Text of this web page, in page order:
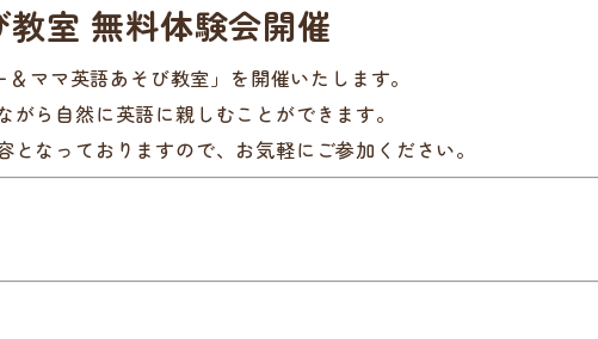
室 無料体験会開催
ママ英語あそび教室」を開催いたします。
ら自然に英語に親しむことができます。
なっておりますので、お気軽にご参加ください。